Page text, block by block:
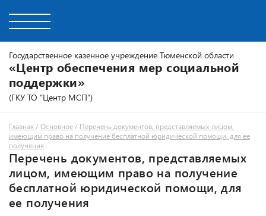
Государственное казенное учреждение Тюменской области
«Центр обеспечения мер социальной
поддержки»
(ГКУ ТО “Центр МСП”)
Главная /Основное / Перечень документов, представляемых лицом,
имеющим право на получение бесплатной юридической помощи, для ее
получения
Перечень документов, представляемых
лицом, имеющим право на получение
бесплатной юридической помощи, для
ее получения